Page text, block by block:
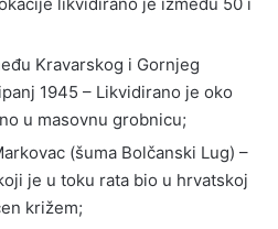
Kravarskog i Gornjeg
1945 – Likvidirano je oko
u masovnu grobnicu;
(šuma Bolčanski Lug) –
je u toku rata bio u hrvatskoj
križem;